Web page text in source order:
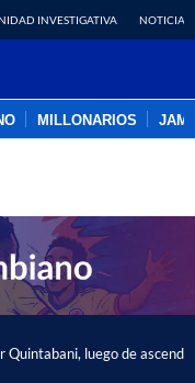
INVESTIGATIVA NOTICIAS
MILLONARIOS
Quintabani, luego de